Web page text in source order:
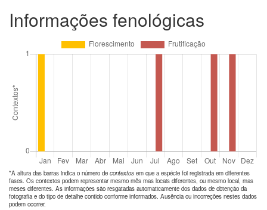
Informações fenológicas
*A altura das barras indica o número de contextos em que a espécie foi registrada em diferentes
fases. Os contextos podem representar mesmo mês mas locais diferentes, ou mesmo local, mas
meses diferentes. As informações são resgatadas automaticamente dos dados de obtenção da
fotografia e do tipo de detalhe contido conforme informados. Ausência ou incorreções nestes dados
podem ocorrer.